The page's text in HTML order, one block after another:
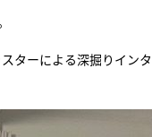
ターによる深掘りイン